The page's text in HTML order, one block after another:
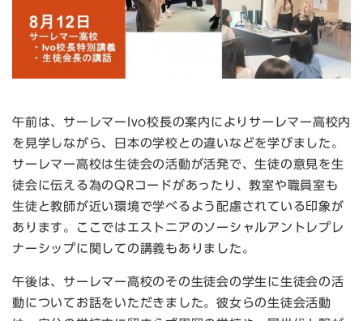
午前は、サーレマーIvo校長の案内によりサーレマー高校内
を見学しながら、日本の学校との違いなどを学びました。
サーレマー高校は生徒会の活動が活発で、生徒の意見を生
徒会に伝える為のQRコードがあったり、教室や職員室も
生徒と教師が近い環境で学べるよう配慮されている印象が
あります。ここではエストニアのソーシャルアントレプレ
ナーシップに関しての講義もありました。
午後は、サーレマー高校のその生徒会の学生に生徒会の活
動についてお話をいただきました。彼女らの生徒会活動